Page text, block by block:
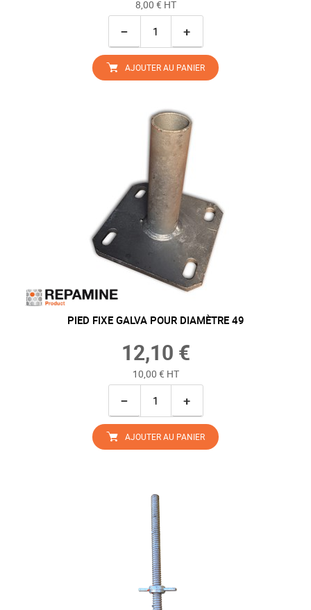
8,00 € HT
− +
AJOUTER AU PANIER
PIED FIXE GALVA POUR DIAMÈTRE 49
12,10 €
10,00 € HT
− +
AJOUTER AU PANIER